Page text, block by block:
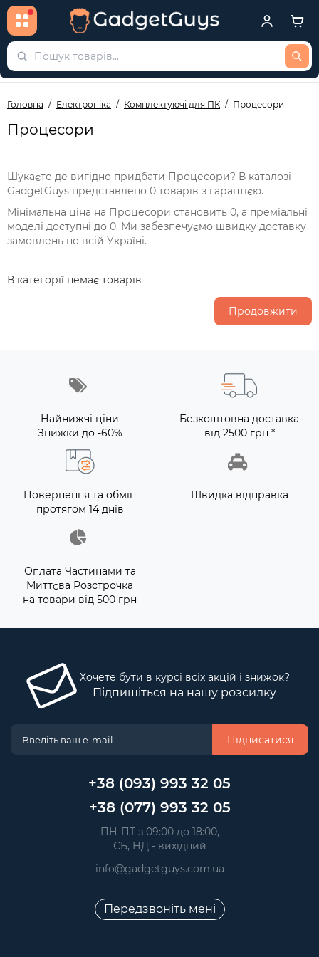
Головна Електроніка Комплектуючі для ПК Процесори
Процесори
Шукаєте де вигідно придбати Процесори? В каталозі
GadgetGuys представлено 0 товарів з гарантією.
Мінімальна ціна на Процесори становить 0, а преміальні
моделі доступні до 0. Ми забезпечуємо швидку доставку
замовлень по всій Україні.
В категорії немає товарів
Продовжити
Найнижчі ціни
Знижки до -60%
Безкоштовна доставка
від 2500 грн *
Повернення та обмін
протягом 14 днів
Швидка відправка
Оплата Частинами та
Миттєва Розстрочка
на товари від 500 грн
Хочете бути в курсі всіх акцій і знижок?
Підпишіться на нашу розсилку
Підписатися
+38 (093) 993 32 05
+38 (077) 993 32 05
ПН-ПТ з 09:00 до 18:00,
СБ, НД - вихідний
info@gadgetguys.com.ua
Передзвоніть мені